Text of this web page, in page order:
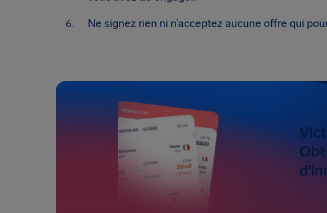
Ne signez rien ni n’acceptez aucune offre qui